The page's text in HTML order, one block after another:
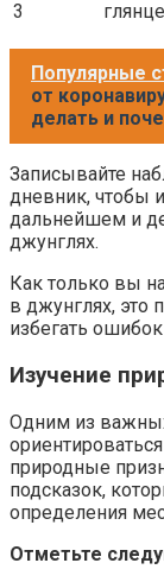
3
Популярные
от
делать и
Записывайте
дневник, чтобы
дальнейшем и
джунглях.
Как только вы
в джунглях, это
избегать
Изучение
Одним из
природные
подсказок,
определения
Отметьте